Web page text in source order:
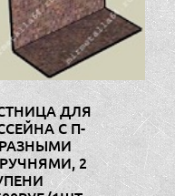
ДЛЯ
С П-
2